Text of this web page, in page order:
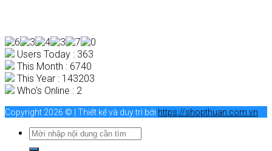
Users Today : 363
This Month : 6740
This Year : 143203
Who's Online : 2
Copyright 2026 © | Thiết kế và duy trì bởi https://shopthuan.com.vn